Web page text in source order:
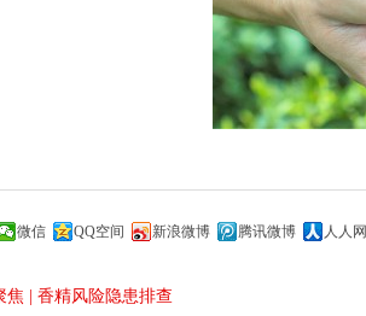
微信 QQ空间 新浪微博 腾讯微博 人人网
焦 | 香精风险隐患排查